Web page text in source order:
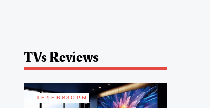
TVs Reviews
ТЕЛЕВИЗОРЫ